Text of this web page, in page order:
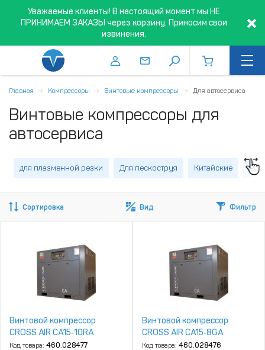
Уважаемые клиенты! В настоящий момент мы НЕ
ПРИНИМАЕМ ЗАКАЗЫ через корзину. Приносим свои
извинения.
Главная Компрессоры Винтовые компрессоры Для автосервиса
Винтовые компрессоры для
автосервиса
для плазменной резки Для пескоструя Китайские
Сортировка Вид Фильтр
Винтовой компрессор
CROSS AIR CA15‑10RA
Код товара: 460.028477
Винтовой компрессор
CROSS AIR CA15‑8GA
Код товара: 460.028476